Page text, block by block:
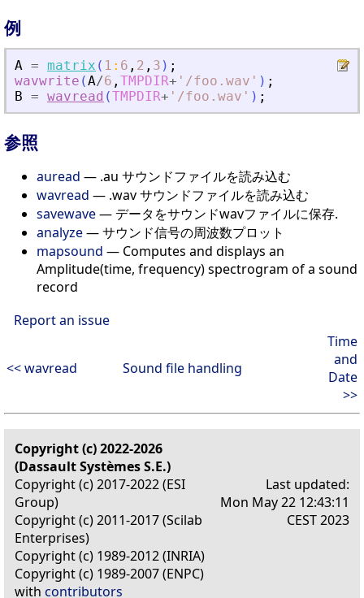
例
A = matrix ( 1 : 6 , 2 , 3 ) ;
wavwrite (A/6 , TMPDIR+ ' /foo.wav ' ) ;
B = wavread (TMPDIR+ ' /foo.wav ' ) ;
参照
auread — .au サウンドファイルを読み込む
wavread — .wav サウンドファイルを読み込む
savewave— データをサウンドwavファイルに保存.
analyze— サウンド信号の周波数プロット
mapsound — Computes and displays an
Amplitude(time, frequency) spectrogram of a sound
record
Report an issue
<< wavread Sound file handling
Time
and
Date
>>
Copyright (c) 2022-2026
(Dassault Systèmes S.E.)
Copyright (c) 2017-2022 (ESI
Group)
Copyright (c) 2011-2017 (Scilab
Enterprises)
Copyright (c) 1989-2012 (INRIA)
Copyright (c) 1989-2007 (ENPC)
with contributors
Last updated:
Mon May 22 12:43:11
CEST 2023